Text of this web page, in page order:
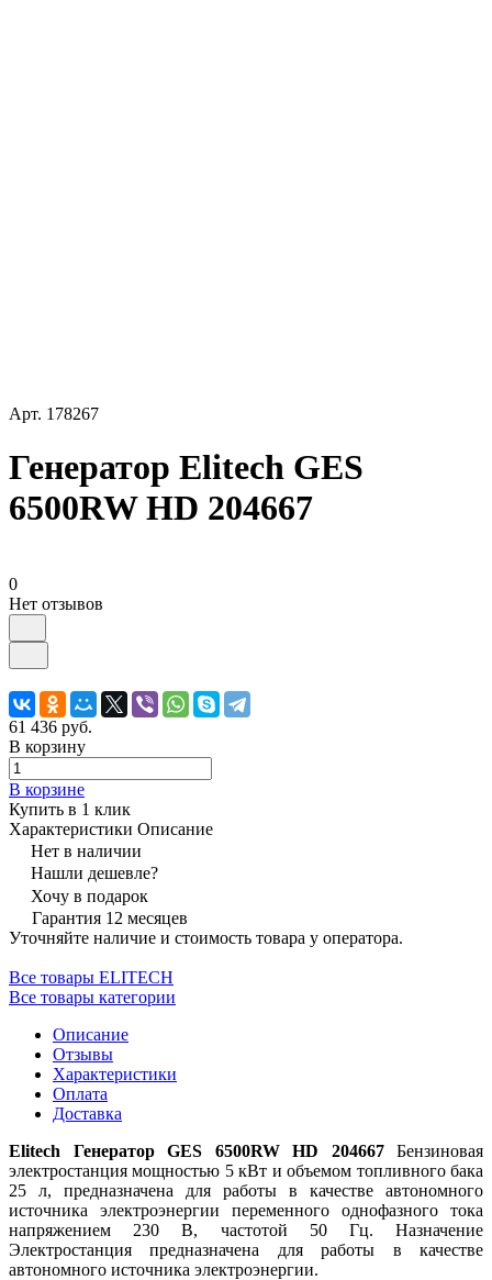
Арт. 178267
Генератор Elitech GES
6500RW HD 204667
0
Нет отзывов
61 436 руб.
В корзину
В корзине
Купить в 1 клик
Характеристики Описание
Нет в наличии
Нашли дешевле?
Хочу в подарок
Гарантия 12 месяцев
Уточняйте наличие и стоимость товара у оператора.
Все товары ELITECH
Все товары категории
Описание
Отзывы
Характеристики
Оплата
Доставка
Elitech Генератор GES 6500RW HD 204667Бензиновая
электростанция мощностью 5 кВт и объемом топливного бака
25 л, предназначена для работы в качестве автономного
источника электроэнергии переменного однофазного тока
напряжением 230 В, частотой 50 Гц. Назначение
Электростанция предназначена для работы в качестве
автономного источника электроэнергии.